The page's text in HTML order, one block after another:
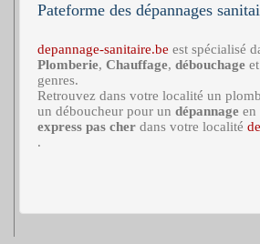
Pateforme des dépannages
depannage-sanitaire.be est spécialisé
Plomberie, Chauffage, débouchage et
genres.
Retrouvez dans votre localité un
un déboucheur pour un dépannage en
express pas cher dans votre localité
.